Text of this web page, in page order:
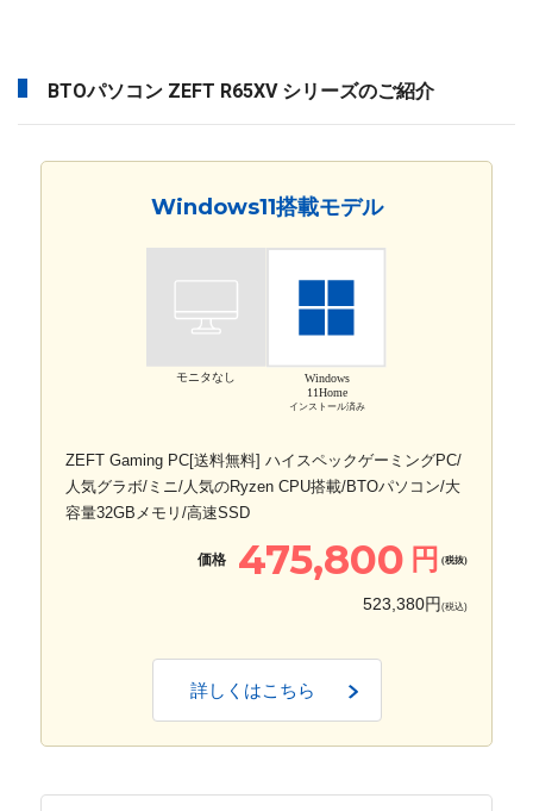
BTOパソコン ZEFT R65XV シリーズのご紹介
Windows11搭載モデル
モニタなし
Windows
11Home
インストール済み
ZEFT Gaming PC[送料無料] ハイスペックゲーミングPC/
人気グラボ/ミニ/人気のRyzen CPU搭載/BTOパソコン/大
容量32GBメモリ/高速SSD
価格 475,800 円 (税抜)
523,380円 (税込)
詳しくはこちら